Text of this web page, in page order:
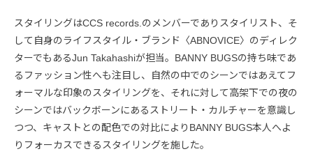
スタイリングはCCS records.のメンバーでありスタイリスト、そ
して自身のライフスタイル・ブランド〈ABNOVICE〉のディレク
ターでもあるJun Takahashiが担当。BANNY BUGSの持ち味であ
るファッション性へも注目し、自然の中でのシーンではあえてフ
ォーマルな印象のスタイリングを、それに対して高架下での夜の
シーンではバックボーンにあるストリート・カルチャーを意識し
つつ、キャストとの配色での対比によりBANNY BUGS本人へよ
りフォーカスできるスタイリングを施した。